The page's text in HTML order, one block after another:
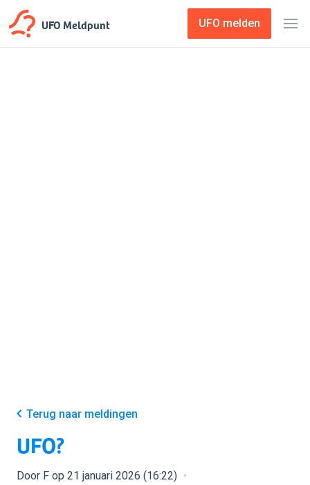
UFO Meldpunt UFO melden
Terug naar meldingen
UFO?
Door F op 21 januari 2026 (16:22)